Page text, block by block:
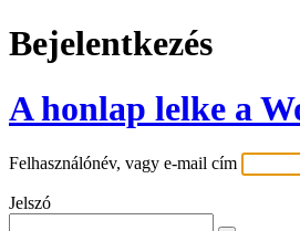
Bejelentkezés
A honlap lelke a
Felhasználónév, vagy e-mail cím
Jelszó